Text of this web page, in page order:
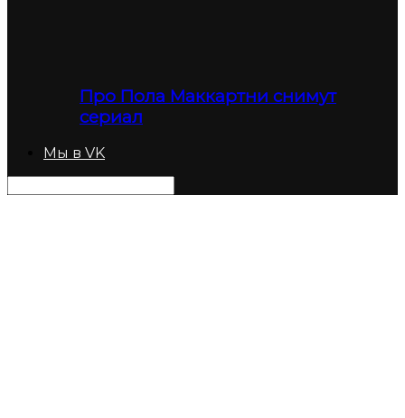
Про Пола Маккартни снимут
сериал
Мы в VK